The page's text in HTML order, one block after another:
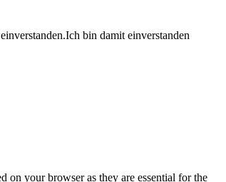
Ich bin damit einverstanden
on your browser as they are essential for the